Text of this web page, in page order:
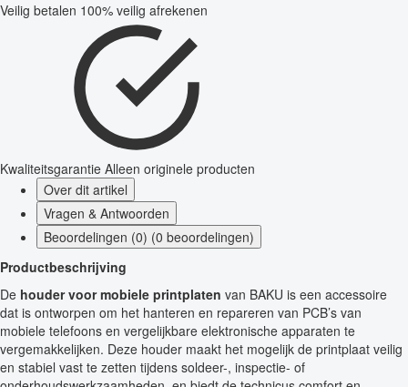
Veilig betalen 100% veilig afrekenen
Kwaliteitsgarantie Alleen originele producten
Over dit artikel
Vragen & Antwoorden
Beoordelingen (0) (0 beoordelingen)
Productbeschrijving
De houder voor mobiele printplaten van BAKU is een accessoire
dat is ontworpen om het hanteren en repareren van PCB’s van
mobiele telefoons en vergelijkbare elektronische apparaten te
vergemakkelijken. Deze houder maakt het mogelijk de printplaat veilig
en stabiel vast te zetten tijdens soldeer-, inspectie- of